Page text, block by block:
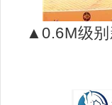
▲0.6M级